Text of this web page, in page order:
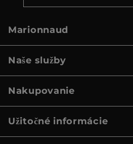
Marionnaud
Naše služby
Nakupovanie
Užitočné informácie